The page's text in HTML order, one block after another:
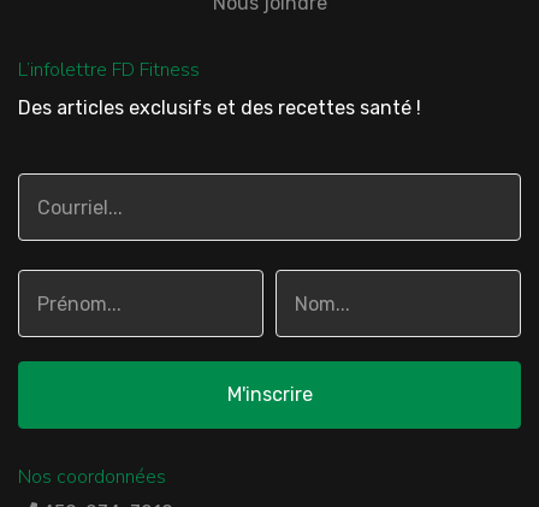
L’infolettre FD Fitness
Des articles exclusifs et des recettes santé !
Nos coordonnées